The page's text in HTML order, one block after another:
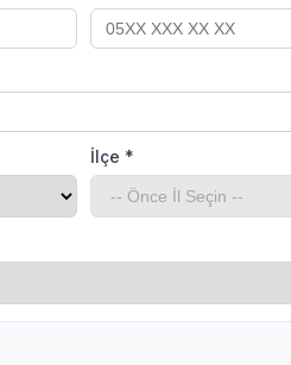
İlçe *